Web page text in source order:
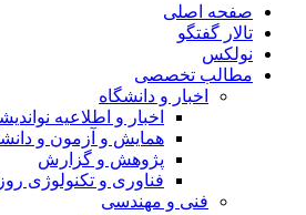
صفحه اصلی
تالار گفتگو
نولکس
مطالب تخصصی
اخبار و دانشگاه
اخبار و اطلاعیه نواندیشان
همایش و آزمون و دانشگاه
پژوهش و گزارش
فناوری و تکنولوژی روز
فنی و مهندسی